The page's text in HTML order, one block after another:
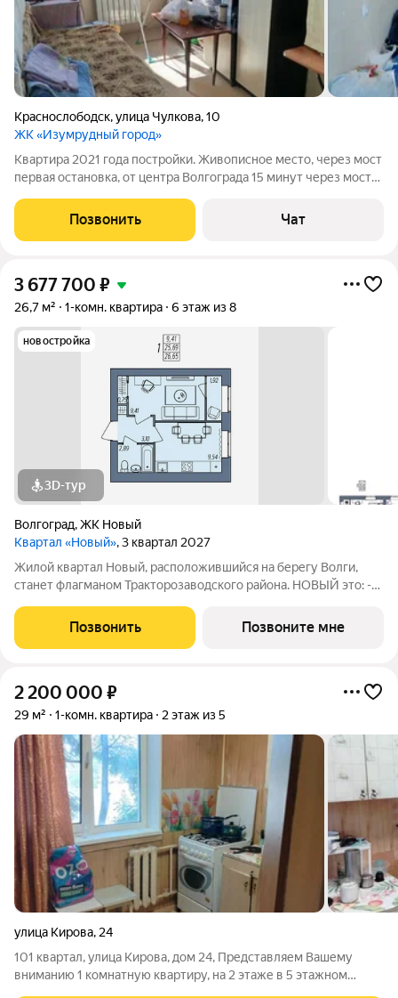
Краснослободск,улица Чулкова,10
ЖК «Изумрудный город»
Квартира 2021 года постройки. Живописное место, через мост
первая остановка, от центра Волгограда 15 минут через мост
стадионом, Поликлиника, Почта, Мфц, Сбербанк, Победа и
Светофор. Очень удобное
Позвонить Чат
3 677 700 ₽
26,7 м² 1-комн. квартира 6 этаж из 8
новостройка
3D-тур
Волгоград,ЖК Новый
Квартал «Новый», 3 квартал 2027
Жилой квартал Новый, расположившийся на берегу Волги,
станет флагманом Тракторозаводского района. НОВЫЙ это: -
с панорамными видами на реку и масштабное собственное
благоустройство. - Проект
Позвонить Позвоните мне
2 200 000 ₽
29 м² 1-комн. квартира 2 этаж из 5
улица Кирова, 24
101 квартал, улица Кирова, дом 24, Представляем Вашему
вниманию 1 комнатную квартиру, на 2 этаже в 5 этажном